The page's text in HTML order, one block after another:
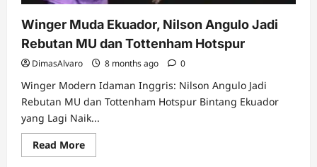
Winger Muda Ekuador, Nilson Angulo Jadi
Rebutan MU dan Tottenham Hotspur
DimasAlvaro 8 months ago 0
Winger Modern Idaman Inggris: Nilson Angulo Jadi
Rebutan MU dan Tottenham Hotspur Bintang Ekuador
yang Lagi Naik...
Read MoreRead
more